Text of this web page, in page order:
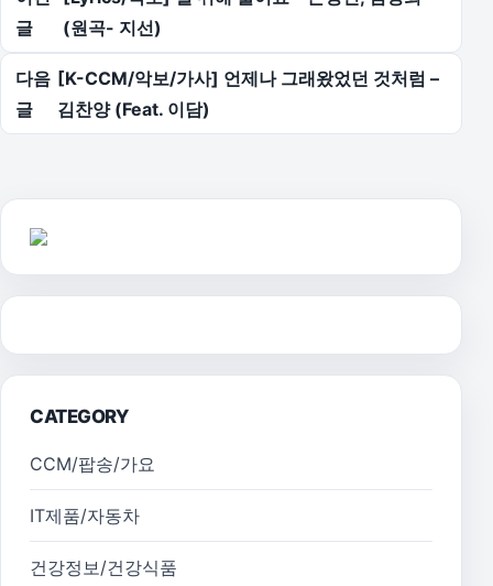
글
(원곡- 지선)
다음
글
[K-CCM/악보/가사] 언제나 그래왔었던 것처럼 –
김찬양 (Feat. 이담)
CATEGORY
CCM/팝송/가요
IT제품/자동차
건강정보/건강식품